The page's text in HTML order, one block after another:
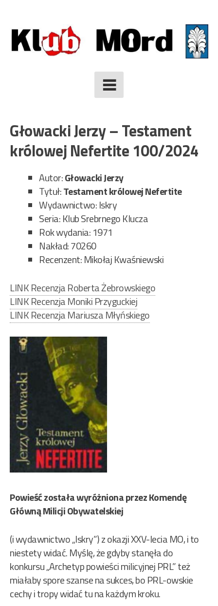
to
content
Głowacki Jerzy – Testament
królowej Nefertite 100/2024
Autor:Głowacki Jerzy
Tytuł:Testament królowej Nefertite
Wydawnictwo: Iskry
Seria: Klub Srebrnego Klucza
Rok wydania: 1971
Nakład: 70260
Recenzent: Mikołaj Kwaśniewski
LINK Recenzja Roberta Żebrowskiego
LINK Recenzja Moniki Przyguckiej
LINK Recenzja Mariusza Młyńskiego
Powieść została wyróżniona przez Komendę
Główną Milicji Obywatelskiej
(i wydawnictwo „Iskry”) z okazji XXV-lecia MO, i to
niestety widać. Myślę, że gdyby stanęła do
konkursu „Archetyp powieści milicyjnej PRL” też
miałaby spore szanse na sukces, bo PRL-owskie
cechy i tropy widać tu na każdym kroku.